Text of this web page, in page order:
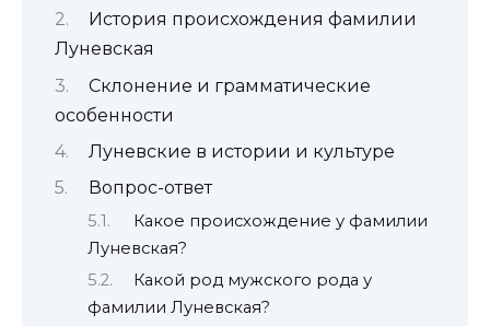
История происхождения фамилии
Луневская
Склонение и грамматические
особенности
Луневские в истории и культуре
Вопрос-ответ
Какое происхождение у фамилии
Луневская?
Какой род мужского рода у
фамилии Луневская?